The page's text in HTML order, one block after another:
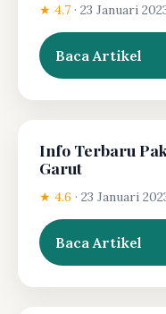
★ 4.7 · 23 Januari
Baca Artikel
Info Terbaru
Garut
★ 4.6 · 23 Januari
Baca Artikel